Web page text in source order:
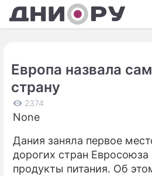
Европа назвала
страну
2374
None
Дания заняла первое
дорогих стран Евросоюза
продукты питания. Об